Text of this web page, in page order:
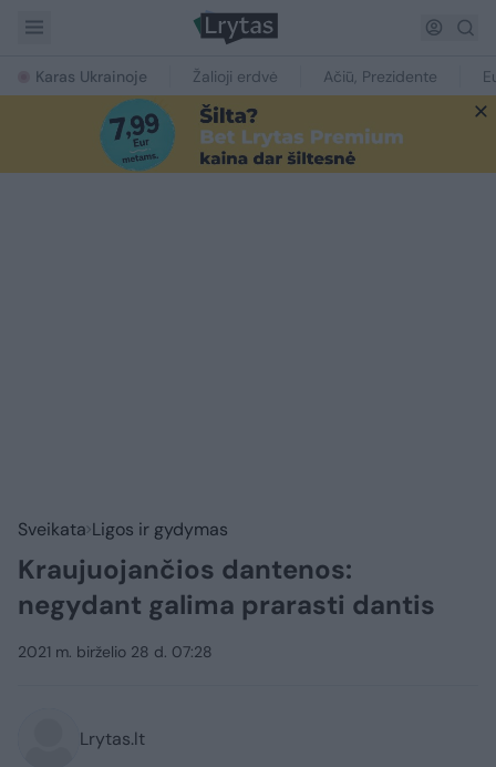
Karas Ukrainoje Žalioji erdvė Ačiū, Prezidente
Sveikata Ligos ir gydymas
Kraujuojančios dantenos:
negydant galima prarasti dantis
2021 m. birželio 28 d. 07:28
Lrytas.lt